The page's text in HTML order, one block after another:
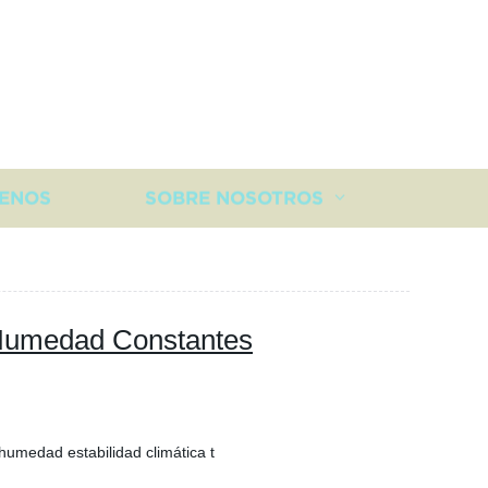
SOBRE NOSOTROS
Constantes
estabilidad climática t